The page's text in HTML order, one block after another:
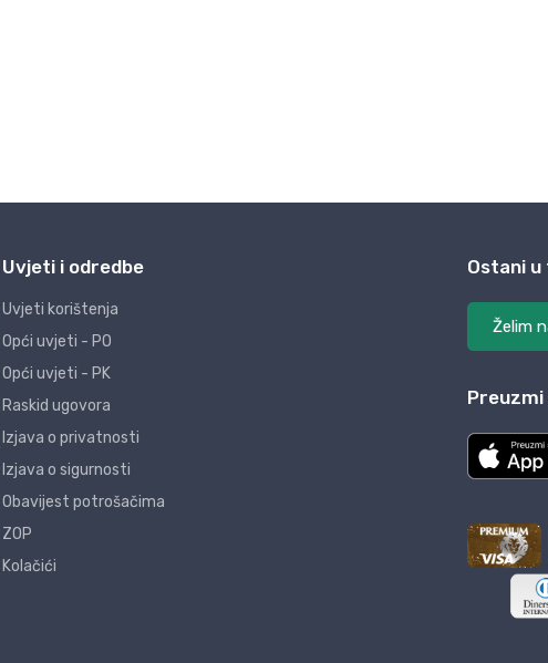
Uvjeti i odredbe
Uvjeti korištenja
Opći uvjeti - PO
Opći uvjeti - PK
Raskid ugovora
Izjava o privatnosti
Izjava o sigurnosti
Obavijest potrošačima
ZOP
Kolačići
Ostani u
Želim
Preuzmi